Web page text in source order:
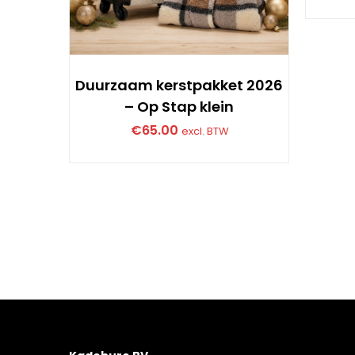
Duurzaam kerstpakket 2026
– Op Stap klein
€65.00 excl. BTW